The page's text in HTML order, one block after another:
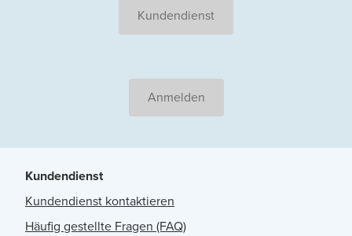
Kundendienst
Anmelden
Kundendienst
Kundendienst kontaktieren
Häufig gestellte Fragen (FAQ)